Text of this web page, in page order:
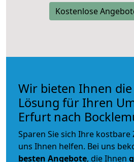
Kostenlose
Wir bieten Ihnen
Lösung für Ihren
Erfurt nach
Sparen Sie sich Ihre kostbare
uns Ihnen helfen. Bei uns
besten Angebote, die Ihnen